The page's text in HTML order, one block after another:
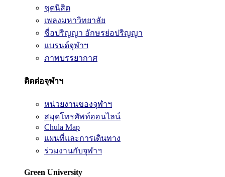
ชุดนิสิต
เพลงมหาวิทยาลัย
ชื่อปริญญา อักษรย่อปริญญา
แบรนด์จุฬาฯ
ภาพบรรยากาศ
ติดต่อจุฬาฯ
หน่วยงานของจุฬาฯ
สมุดโทรศัพท์ออนไลน์
Chula Map
แผนที่และการเดินทาง
ร่วมงานกับจุฬาฯ
Green University